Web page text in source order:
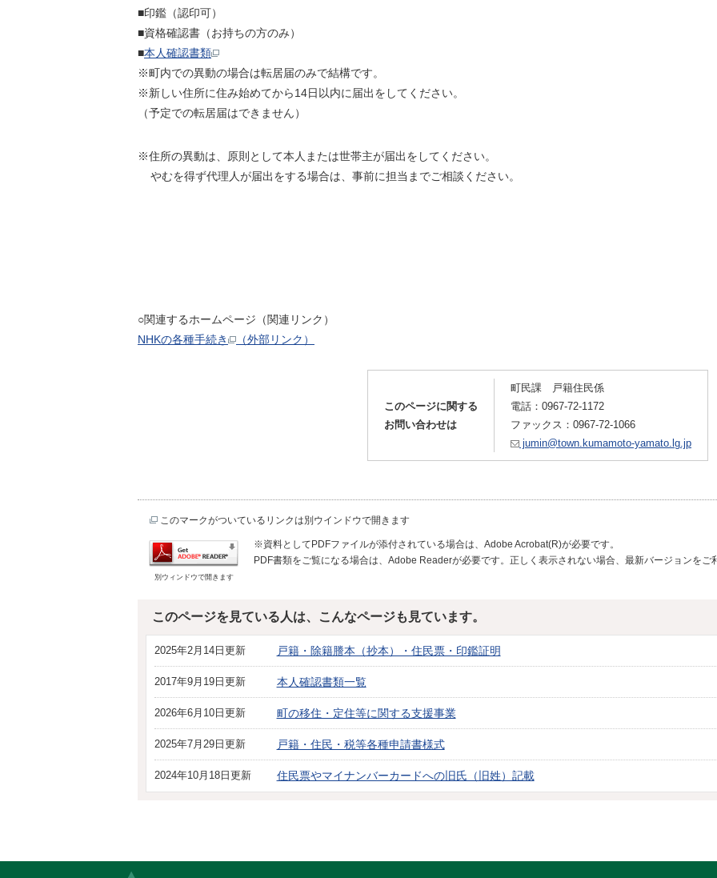
■印鑑（認印可）
■資格確認書（お持ちの方のみ）
■本人確認書類
※町内での異動の場合は転居届のみで結構です。
※新しい住所に住み始めてから14日以内に届出をしてください。
（予定での転居届はできません）
※住所の異動は、原則として本人または世帯主が届出をしてください。
やむを得ず代理人が届出をする場合は、事前に担当までご相談ください。
○関連するホームページ（関連リンク）
NHKの各種手続き
（外部リンク）
このページに関する
お問い合わせは
町民課 戸籍住民係
電話： 0967-72-1172
ファックス：0967-72-1066
jumin@town.kumamoto-yamato.lg.jp
このマークがついているリンクは別ウインドウで開きます
別ウィンドウで開きます
※資料としてPDFファイルが添付されている場合は、Adobe Acrobat(R)が必要です。
PDF書類をご覧になる場合は、Adobe Readerが必要です。正しく表示されない場合、最新バージョンをご
このページを見ている人は、こんなページも見ています。
2025年2月14日更新 戸籍・除籍謄本（抄本）・住民票・印鑑証明
2017年9月19日更新 本人確認書類一覧
2026年6月10日更新 町の移住・定住等に関する支援事業
2025年7月29日更新 戸籍・住民・税等各種申請書様式
2024年10月18日更新 住民票やマイナンバーカードへの旧氏（旧姓）記載